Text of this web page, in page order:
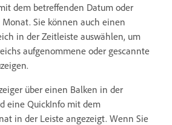
dem betreffenden Datum oder
Sie können auch einen
in der Zeitleiste auswählen, um
aufgenommene oder gescannte
über einen Balken in der
eine QuickInfo mit dem
in der Leiste angezeigt. Wenn Sie